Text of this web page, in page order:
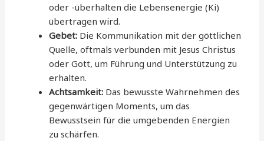
oder -überhalten die Lebensenergie (Ki)
übertragen wird.
Gebet: Die Kommunikation mit der göttlichen
Quelle, oftmals verbunden mit Jesus Christus
oder Gott, um Führung und Unterstützung zu
erhalten.
Achtsamkeit: Das bewusste Wahrnehmen des
gegenwärtigen Moments, um das
Bewusstsein für die umgebenden Energien
zu schärfen.